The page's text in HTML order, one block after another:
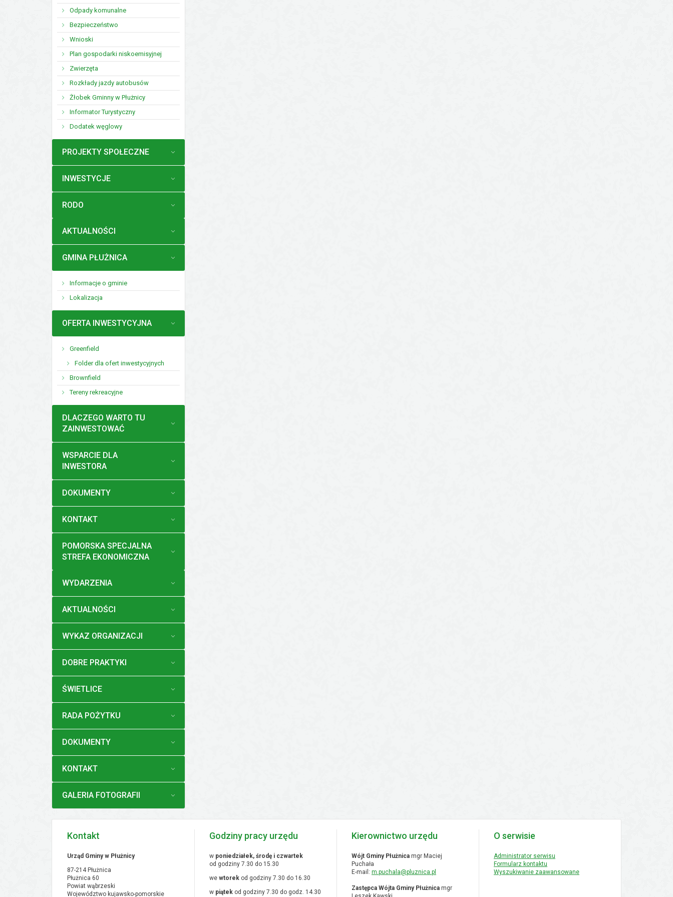
Odpady komunalne
Bezpieczeństwo
Wnioski
Plan gospodarki niskoemisyjnej
Zwierzęta
Rozkłady jazdy autobusów
Żłobek Gminny w Płużnicy
Informator Turystyczny
Dodatek węglowy
MENU
PROJEKTY SPOŁECZNE
MENU
INWESTYCJE
MENU
RODO
MENU
AKTUALNOŚCI
MENU
GMINA PŁUŻNICA
Informacje o gminie
Lokalizacja
MENU
OFERTA INWESTYCYJNA
Greenfield
Folder dla ofert inwestycyjnych
Brownfield
Tereny rekreacyjne
MENU
DLACZEGO WARTO TU
ZAINWESTOWAĆ
MENU
WSPARCIE DLA
INWESTORA
MENU
DOKUMENTY
MENU
KONTAKT
MENU
POMORSKA SPECJALNA
STREFA EKONOMICZNA
MENU
WYDARZENIA
MENU
AKTUALNOŚCI
MENU
WYKAZ ORGANIZACJI
MENU
DOBRE PRAKTYKI
MENU
ŚWIETLICE
MENU
RADA POŻYTKU
MENU
DOKUMENTY
MENU
KONTAKT
MENU
GALERIA FOTOGRAFII
Kontakt
Urząd Gminy w Płużnicy
87-214 Płużnica
Płużnica 60
Powiat wąbrzeski
Województwo kujawsko-pomorskie
Godziny pracy urzędu
w poniedziałek, środę i czwartek
od godziny 7.30 do 15.30
we wtorek od godziny 7.30 do 16.30
w piątek od godziny 7.30 do godz. 14.30
Kierownictwo urzędu
Wójt Gminy Płużnica mgr Maciej
Puchała
E-mail: m.puchala@pluznica.pl
Zastępca Wójta Gminy Płużnica mgr
O serwisie
Administrator serwisu
Formularz kontaktu
Wyszukiwanie zaawansowane